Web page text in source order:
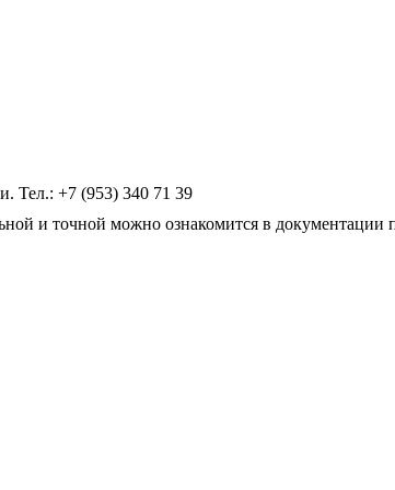
Тел.: +7 (953) 340 71 39
и точной можно ознакомится в документации